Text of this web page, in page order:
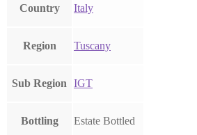
Country Italy
Region Tuscany
Sub Region IGT
Bottling Estate Bottled